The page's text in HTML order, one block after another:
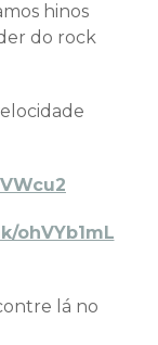
hinos
do rock
ohVYb1mL
lá no